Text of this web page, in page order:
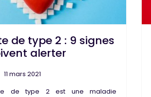
de type 2 : 9 signes
alerter
11 mars 2021
de type 2 est une maladie